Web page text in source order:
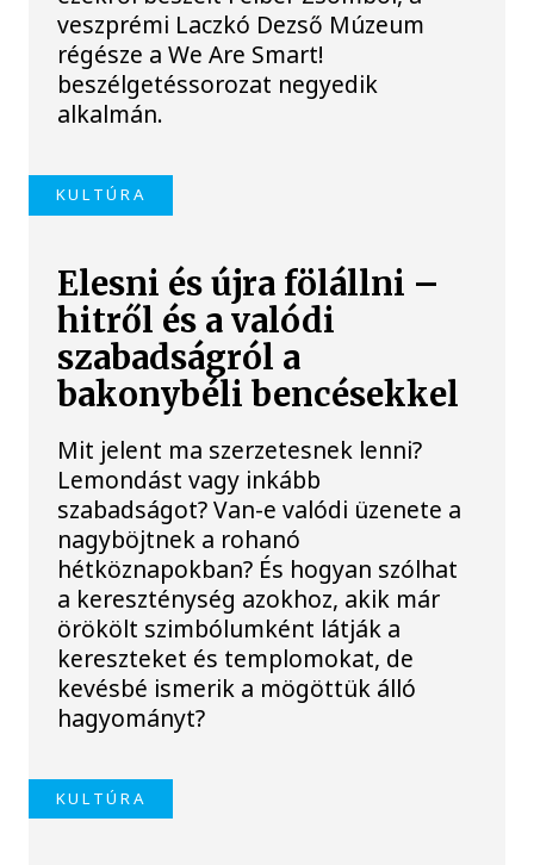
veszprémi Laczkó Dezső Múzeum
régésze a We Are Smart!
beszélgetéssorozat negyedik
alkalmán.
KULTÚRA
Elesni és újra fölállni –
hitről és a valódi
szabadságról a
bakonybéli bencésekkel
Mit jelent ma szerzetesnek lenni?
Lemondást vagy inkább
szabadságot? Van-e valódi üzenete a
nagyböjtnek a rohanó
hétköznapokban? És hogyan szólhat
a kereszténység azokhoz, akik már
örökölt szimbólumként látják a
kereszteket és templomokat, de
kevésbé ismerik a mögöttük álló
hagyományt?
KULTÚRA